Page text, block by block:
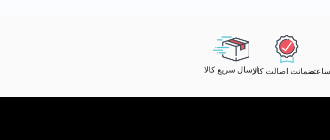
ضمانت اصالت کالاارسال سریع کالا